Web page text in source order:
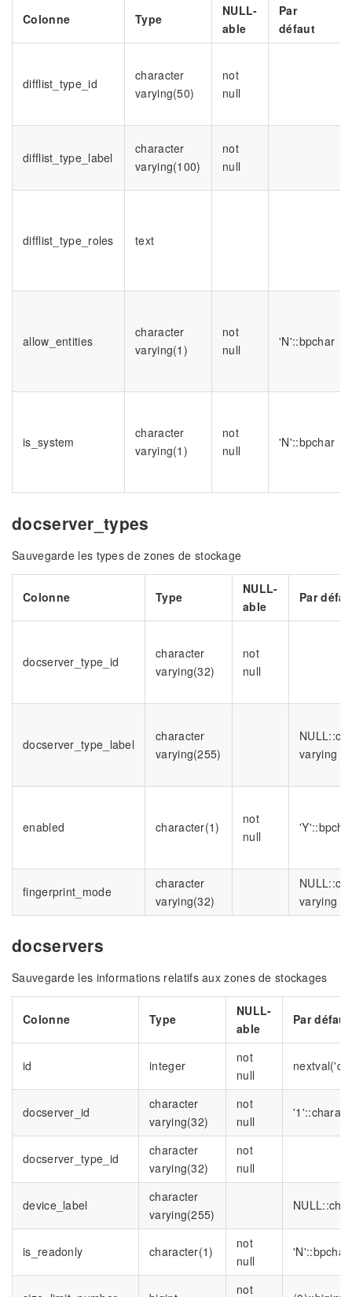
Colonne Type
NULL-
able
Par
défaut
difflist_type_id
character
varying(50)
not
null
difflist_type_label
character
varying(100)
not
null
difflist_type_roles text
allow_entities
character
varying(1)
not
null
'N'::bpchar
is_system
character
varying(1)
not
null
'N'::bpchar
docserver_types
Sauvegarde les types de zones de stockage
Colonne Type
NULL-
able
Par
docserver_type_id
character
varying(32)
not
null
docserver_type_label
character
varying(255)
varying
enabled character(1)
not
null
fingerprint_mode
character
varying(32)
varying
docservers
Sauvegarde les informations relatifs aux zones de stockages
Colonne Type
NULL-
able
Par défaut
id integer
not
null
docserver_id
character
varying(32)
not
null
docserver_type_id
character
varying(32)
not
null
device_label
character
varying(255)
is_readonly character(1)
not
null
'N'::bpchar
not